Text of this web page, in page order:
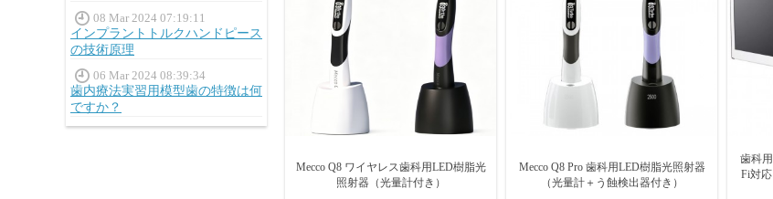
08 Mar 2024 07:19:11
インプラントトルクハンドピース
の技術原理
06 Mar 2024 08:39:34
歯内療法実習用模型歯の特徴は何
ですか？
Mecco Q8 ワイヤレス歯科用LED樹脂光
照射器（光量計付き）
Mecco Q8 Pro 歯科用LED樹脂光照射器
（光量計＋う蝕検出器付き）
歯科
Fi対